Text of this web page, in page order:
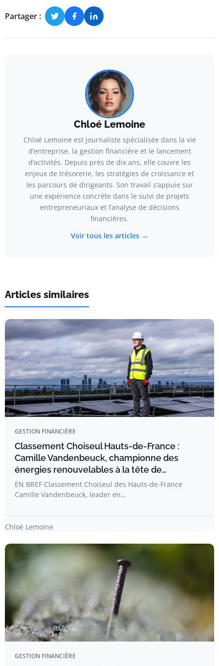
Partager :
Chloé Lemoine
Chloé Lemoine est journaliste spécialisée dans la vie
d’entreprise, la gestion financière et le lancement
d’activités. Depuis près de dix ans, elle couvre les
enjeux de trésorerie, les stratégies de croissance et
les parcours de dirigeants. Son travail s’appuie sur
une expérience concrète dans le suivi de projets
entrepreneuriaux et l’analyse de décisions
financières.
Voir tous les articles →
Articles similaires
GESTION FINANCIÈRE
Classement Choiseul Hauts-de-France :
Camille Vandenbeuck, championne des
énergies renouvelables à la tête de…
EN BREF Classement Choiseul des Hauts-de-France
Camille Vandenbeuck, leader en…
Chloé Lemoine
GESTION FINANCIÈRE